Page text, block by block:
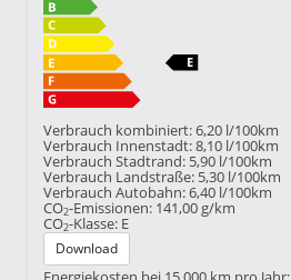
Verbrauch kombiniert:6,20 l/100km
Verbrauch Innenstadt:8,10 l/100km
Verbrauch Stadtrand: 5,90 l/100km
Verbrauch Landstraße: 5,30 l/100km
Verbrauch Autobahn:6,40 l/100km
CO2-Emissionen: 141,00 g/km
CO2-Klasse: E
Download